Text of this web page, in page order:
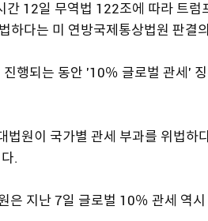
간 12일 무역법 122조에 따라 트럼
하다는 미 연방국제통상법원 판결
행되는 동안 '10％ 글로벌 관세'
법원이 국가별 관세 부과를 위법하
.
은 지난 7일 글로벌 10％ 관세 역